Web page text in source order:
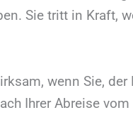
Sie tritt in Kraft,
wenn Sie,
Ihrer Abreise